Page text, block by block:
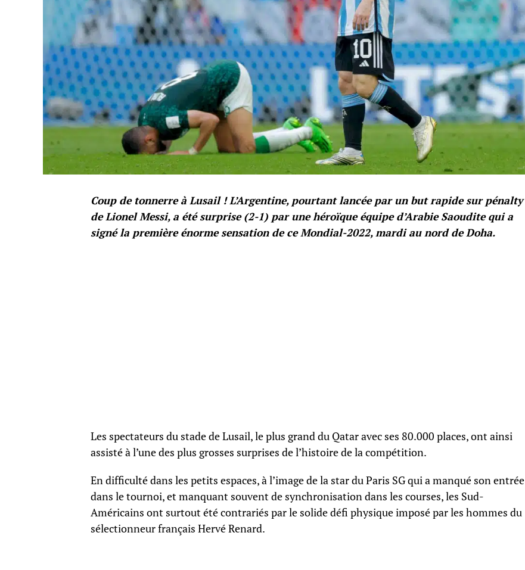
Coup de tonnerre à Lusail ! L’Argentine, pourtant lancée par un but rapide sur pénalty
de Lionel Messi, a été surprise (2-1) par une héroïque équipe d’Arabie Saoudite qui a
signé la première énorme sensation de ce Mondial-2022, mardi au nord de Doha.
Les spectateurs du stade de Lusail, le plus grand du Qatar avec ses 80.000 places, ont ainsi
assisté à l’une des plus grosses surprises de l’histoire de la compétition.
En difficulté dans les petits espaces, à l’image de la star du Paris SG qui a manqué son entrée
dans le tournoi, et manquant souvent de synchronisation dans les courses, les Sud-
Américains ont surtout été contrariés par le solide défi physique imposé par les hommes du
sélectionneur français Hervé Renard.